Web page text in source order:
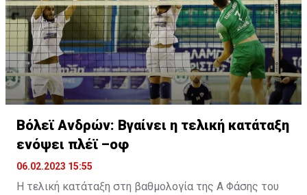
Βόλεϊ Ανδρών: Βγαίνει η τελική κατάταξη
ενόψει πλέϊ –οφ
06.02.2023 15:55
Η τελική κατάταξη στη βαθμολογία της Α Φάσης του